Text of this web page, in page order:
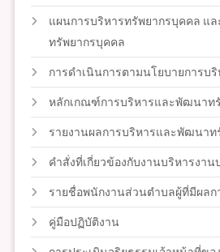
แผนการบริหารทรัพยากรบุคคล แ
ทรัพยากรบุคคล
การดำเนินการตามนโยบายการบ
หลักเกณฑ์การบริหารและพัฒนาท
รายงานผลการบริหารและพัฒนาท
คำสั่งที่เกี่ยวข้องกับงานบริหารงาน
รายชื่อพนักงานส่วนตำบลผู้ที่มีผลก
คู่มือปฏิบัติงาน